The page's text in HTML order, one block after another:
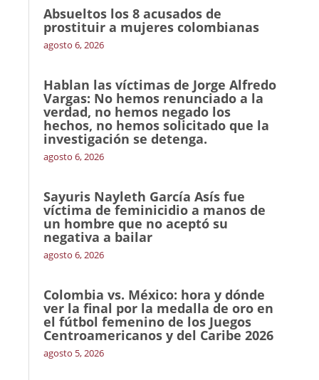
Absueltos los 8 acusados de
prostituir a mujeres colombianas
agosto 6, 2026
Hablan las víctimas de Jorge Alfredo
Vargas: No hemos renunciado a la
verdad, no hemos negado los
hechos, no hemos solicitado que la
investigación se detenga.
agosto 6, 2026
Sayuris Nayleth García Asís fue
víctima de feminicidio a manos de
un hombre que no aceptó su
negativa a bailar
agosto 6, 2026
Colombia vs. México: hora y dónde
ver la final por la medalla de oro en
el fútbol femenino de los Juegos
Centroamericanos y del Caribe 2026
agosto 5, 2026